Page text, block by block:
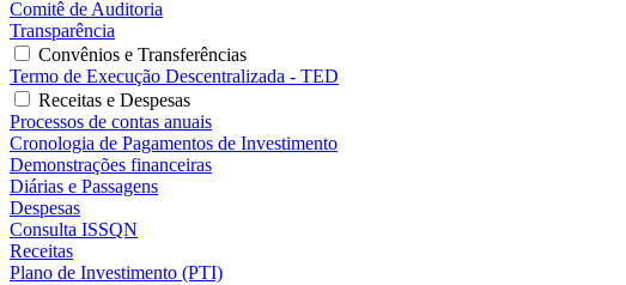
Comitê de Auditoria
Transparência
Convênios e Transferências
Termo de Execução Descentralizada - TED
Receitas e Despesas
Processos de contas anuais
Cronologia de Pagamentos de Investimento
Demonstrações financeiras
Diárias e Passagens
Despesas
Consulta ISSQN
Receitas
Plano de Investimento (PTI)